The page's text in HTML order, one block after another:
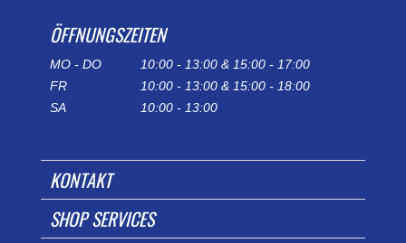
ÖFFNUNGSZEITEN
MO - DO
10:00 - 13:00 & 15:00 - 17:00
FR
10:00 - 13:00 & 15:00 - 18:00
SA
10:00 - 13:00
KONTAKT
SHOP SERVICES